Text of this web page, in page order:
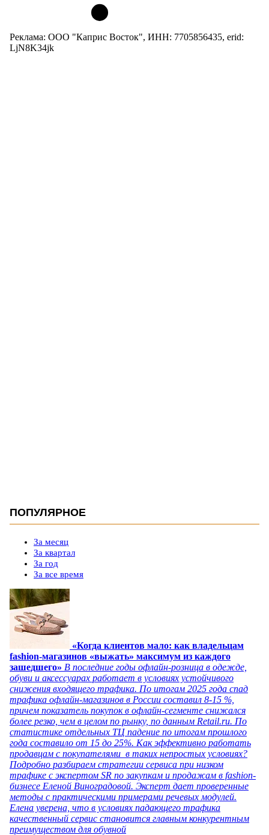
Реклама: ООО "Каприс Восток", ИНН: 7705856435, erid:
LjN8K34jk
ПОПУЛЯРНОЕ
За месяц
За квартал
За год
За все время
«Когда клиентов мало: как владельцам
fashion-магазинов «выжать» максимум из каждого
зашедшего» В последние годы офлайн-розница в одежде,
обуви и аксессуарах работает в условиях устойчивого
снижения входящего трафика. По итогам 2025 года спад
трафика офлайн-магазинов в России составил 8-15 %,
причем показатель покупок в офлайн-сегменте снижался
более резко, чем в целом по рынку, по данным Retail.ru. По
статистике отдельных ТЦ падение по итогам прошлого
года составило от 15 до 25%. Как эффективно работать
продавцам с покупателями в таких непростых условиях?
Подробно разбираем стратегии сервиса при низком
трафике с экспертом SR по закупкам и продажам в fashion-
бизнесе Еленой Виноградовой. Эксперт дает проверенные
методы с практическими примерами речевых модулей.
Елена уверена, что в условиях падающего трафика
качественный сервис становится главным конкурентным
преимуществом для обувной